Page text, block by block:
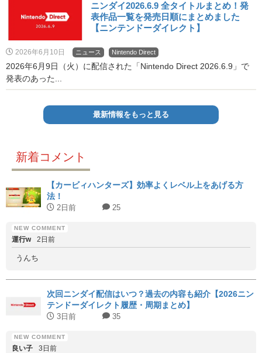
ニンダイ2026.6.9 全タイトルまとめ！発
表作品一覧を発売日順にまとめました
【ニンテンドーダイレクト】
2026年6月10日 ニュース Nintendo Direct
2026年6月9日（火）に配信された「Nintendo Direct 2026.6.9」で
発表のあった...
最新情報をもっと見る
新着コメント
【カービィハンターズ】効率よくレベル上をあげる方
法！
2日前 25
運行w 2日前
うんち
次回ニンダイ配信はいつ？過去の内容も紹介【2026ニン
テンドーダイレクト履歴・周期まとめ】
3日前 35
良い子 3日前